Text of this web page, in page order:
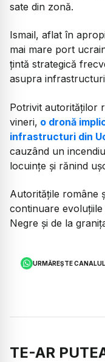
sate din zonă.
Ismail, aflat în
mai mare port
țintă strategică
asupra
Potrivit autorităților
vineri, o dronă
infrastructuri din
cauzând un
locuințe și rănind
Autoritățile române
continuare
Negre și de la
URMĂREȘTE
TE-AR